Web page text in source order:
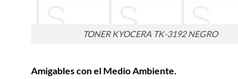
TONER KYOCERA TK-3192 NEGRO
Amigables con el Medio Ambiente.